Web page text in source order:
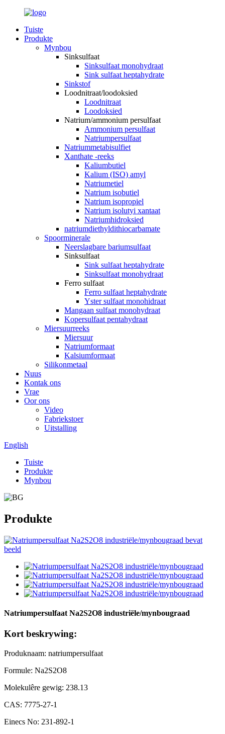
Tuiste
Produkte
Mynbou
Sinksulfaat
Sinksulfaat monohydraat
Sink sulfaat heptahydrate
Sinkstof
Loodnitraat/loodoksied
Loodnitraat
Loodoksied
Natrium/ammonium persulfaat
Ammonium persulfaat
Natriumpersulfaat
Natriummetabisulfiet
Xanthate -reeks
Kaliumbutiel
Kalium (ISO) amyl
Natriumetiel
Natrium isobutiel
Natrium isopropiel
Natrium isolutyi xantaat
Natriumhidroksied
natriumdiethyldithiocarbamate
Spoorminerale
Neerslagbare bariumsulfaat
Sinksulfaat
Sink sulfaat heptahydrate
Sinksulfaat monohydraat
Ferro sulfaat
Ferro sulfaat heptahydrate
Yster sulfaat monohidraat
Mangaan sulfaat monohydraat
Kopersulfaat pentahydraat
Miersuurreeks
Miersuur
Natriumformaat
Kalsiumformaat
Silikonmetaal
Nuus
Kontak ons
Vrae
Oor ons
Video
Fabriekstoer
Uitstalling
English
Tuiste
Produkte
Mynbou
Produkte
Natriumpersulfaat Na2S2O8 industriële/mynbougraad
Kort beskrywing:
Produknaam: natriumpersulfaat
Formule: Na2S2O8
Molekulêre gewig: 238.13
CAS: 7775-27-1
Einecs No: 231-892-1